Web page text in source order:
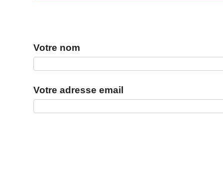
Votre nom
Votre adresse email